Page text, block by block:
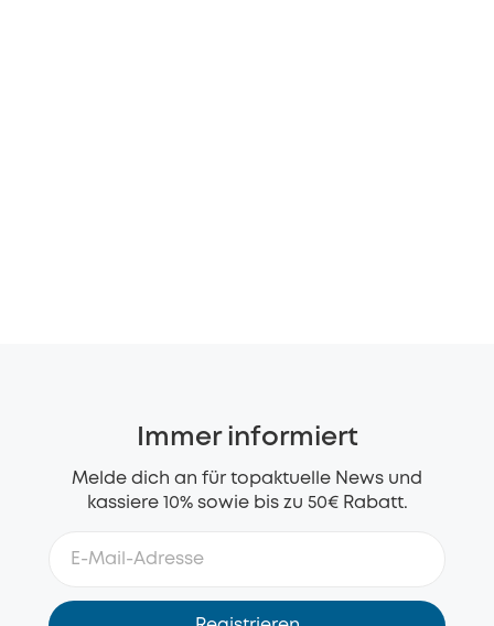
Immer informiert
Melde dich an für topaktuelle News und
kassiere 10% sowie bis zu 50€ Rabatt.